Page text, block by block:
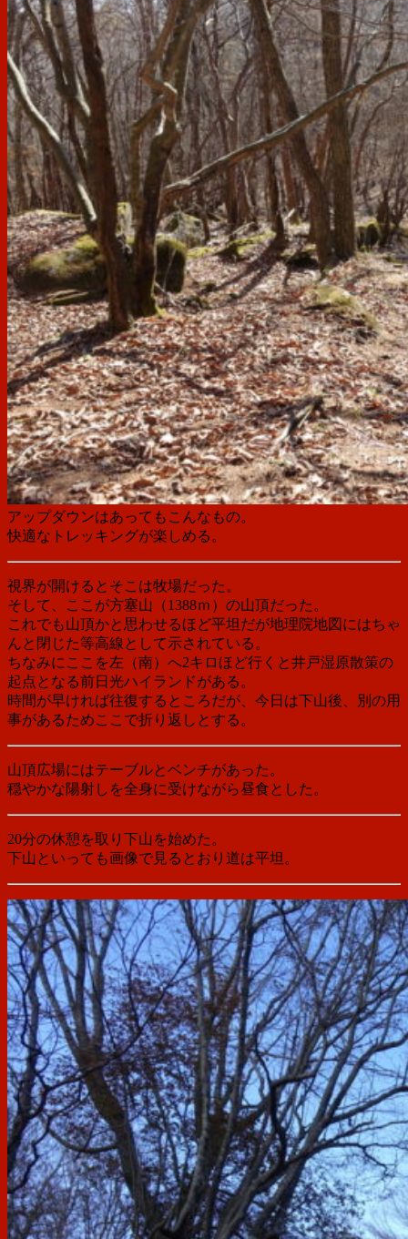
アップダウンはあってもこんなもの。
快適なトレッキングが楽しめる。
視界が開けるとそこは牧場だった。
そして、ここが方塞山（1388ｍ）の山頂だった。
これでも山頂かと思わせるほど平坦だが地理院地図にはちゃ
んと閉じた等高線として示されている。
ちなみにここを左（南）へ2キロほど行くと井戸湿原散策の
起点となる前日光ハイランドがある。
時間が早ければ往復するところだが、今日は下山後、別の用
事があるためここで折り返しとする。
山頂広場にはテーブルとベンチがあった。
穏やかな陽射しを全身に受けながら昼食とした。
20分の休憩を取り下山を始めた。
下山といっても画像で見るとおり道は平坦。